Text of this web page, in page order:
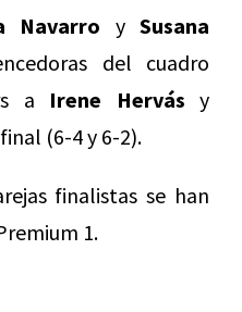
Navarro ySusana
del cuadro
a Irene Hervás y
(6-4 y 6-2).
finalistas se han
1.